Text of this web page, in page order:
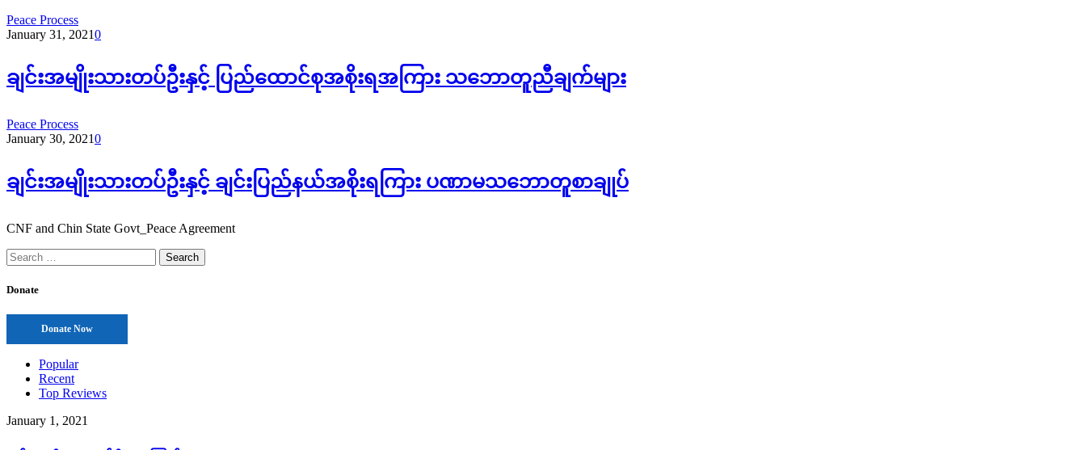
Peace Process
January 31, 20210
ချင်းအမျိုးသားတပ်ဦးနှင့် ပြည်ထောင်စုအစိုးရအကြား သဘောတူညီချက်များ
Peace Process
January 30, 20210
ချင်းအမျိုးသားတပ်ဦးနှင့် ချင်းပြည်နယ်အစိုးရကြား ပဏာမသဘောတူစာချုပ်
CNF and Chin State Govt_Peace Agreement
Search
for:
Donate
Donate Now
Popular
Recent
Top Reviews
January 1, 2021